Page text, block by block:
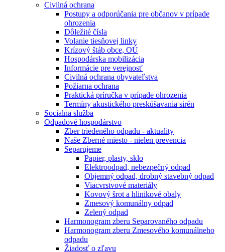
Civilná ochrana
Postupy a odporúčania pre občanov v prípade
ohrozenia
Dôležité čísla
Volanie tiesňovej linky
Krízový štáb obce, OÚ
Hospodárska mobilizácia
Informácie pre verejnosť
Civilná ochrana obyvateľstva
Požiarna ochrana
Praktická príručka v prípade ohrozenia
Termíny akustického preskúšavania sirén
Socialna služba
Odpadové hospodárstvo
Zber triedeného odpadu - aktuality
Naše Zberné miesto - nielen prevencia
Separujeme
Papier, plasty, sklo
Elektroodpad, nebezpečný odpad
Objemný odpad, drobný stavebný odpad
Viacvrstvové materiály
Kovový šrot a hlinikové obaly
Zmesový komunálny odpad
Zelený odpad
Harmonogram zberu Separovaného odpadu
Harmonogram zberu Zmesového komunálneho
odpadu
Žiadosť o zľavu